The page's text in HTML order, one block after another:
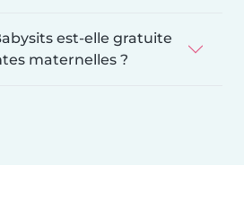
est-elle gratuite
maternelles ?